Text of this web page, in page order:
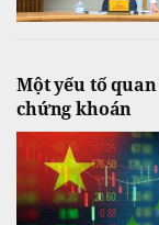
Một yếu tố
chứng khoán